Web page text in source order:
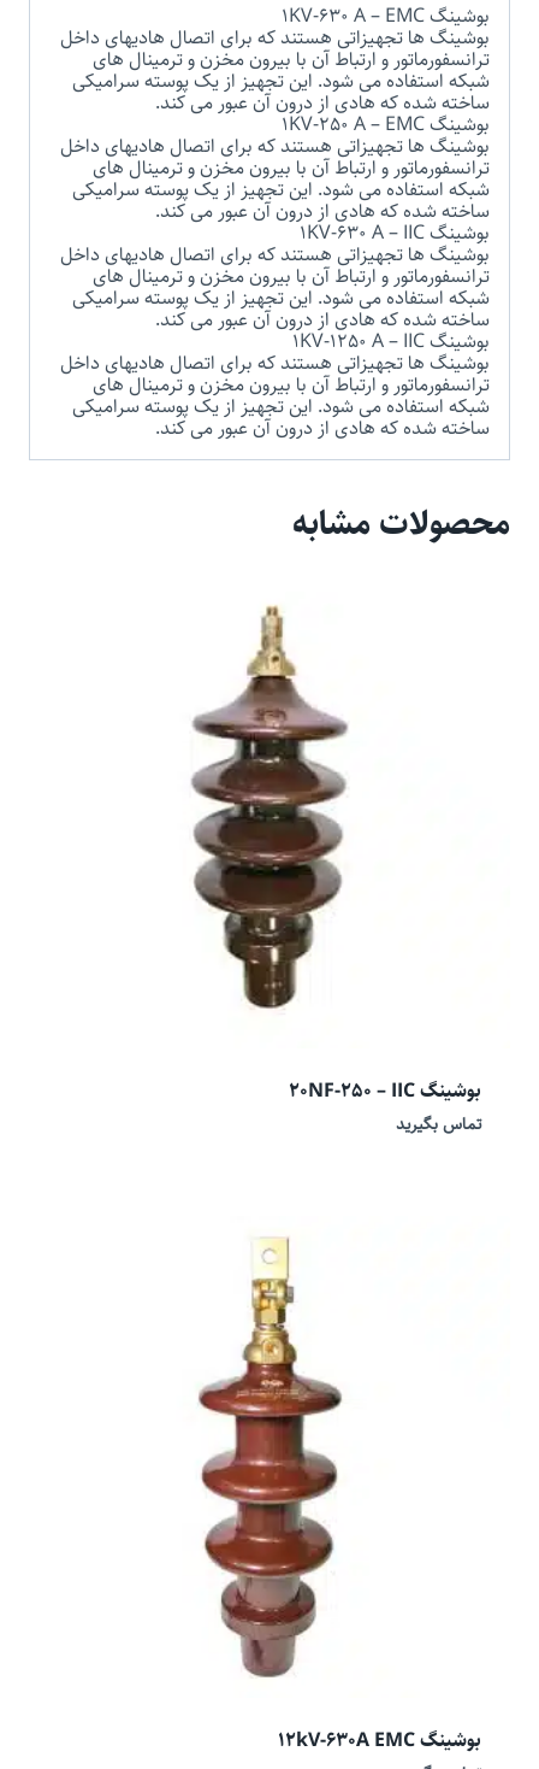
بوشینگ 1KV-630 A – EMC
بوشینگ ها تجهیزاتی هستند که برای اتصال هادیهای داخل
ترانسفورماتور و ارتباط آن با بیرون مخزن و ترمینال های
شبکه استفاده می شود. این تجهیز از یک پوسته سرامیکی
ساخته شده که هادی از درون آن عبور می کند.
بوشینگ 1KV-250 A – EMC
بوشینگ ها تجهیزاتی هستند که برای اتصال هادیهای داخل
ترانسفورماتور و ارتباط آن با بیرون مخزن و ترمینال های
شبکه استفاده می شود. این تجهیز از یک پوسته سرامیکی
ساخته شده که هادی از درون آن عبور می کند.
بوشینگ 1KV-630 A – IIC
بوشینگ ها تجهیزاتی هستند که برای اتصال هادیهای داخل
ترانسفورماتور و ارتباط آن با بیرون مخزن و ترمینال های
شبکه استفاده می شود. این تجهیز از یک پوسته سرامیکی
ساخته شده که هادی از درون آن عبور می کند.
بوشینگ 1KV-1250 A – IIC
بوشینگ ها تجهیزاتی هستند که برای اتصال هادیهای داخل
ترانسفورماتور و ارتباط آن با بیرون مخزن و ترمینال های
شبکه استفاده می شود. این تجهیز از یک پوسته سرامیکی
ساخته شده که هادی از درون آن عبور می کند.
محصولات مشابه
بوشینگ 20NF-250 – IIC
تماس بگیرید
بوشینگ 12kV-630A EMC